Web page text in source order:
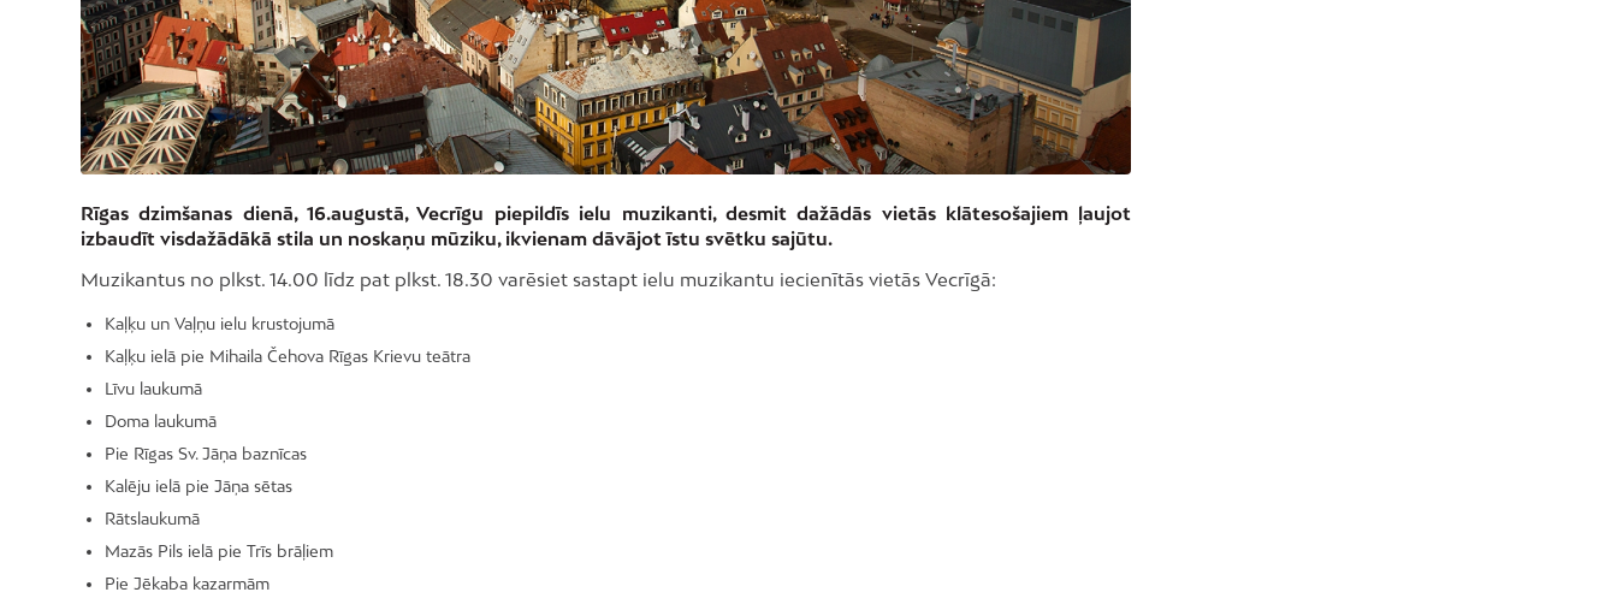
Rīgas dzimšanas dienā, 16.augustā, Vecrīgu piepildīs ielu muzikanti, desmit dažādās vietās klātesošajiem ļaujot
izbaudīt visdažādākā stila un noskaņu mūziku, ikvienam dāvājot īstu svētku sajūtu.
Muzikantus no plkst. 14.00 līdz pat plkst. 18.30 varēsiet sastapt ielu muzikantu iecienītās vietās Vecrīgā:
Kaļķu un Vaļņu ielu krustojumā
Kaļķu ielā pie Mihaila Čehova Rīgas Krievu teātra
Līvu laukumā
Doma laukumā
Pie Rīgas Sv. Jāņa baznīcas
Kalēju ielā pie Jāņa sētas
Rātslaukumā
Mazās Pils ielā pie Trīs brāļiem
Pie Jēkaba kazarmām